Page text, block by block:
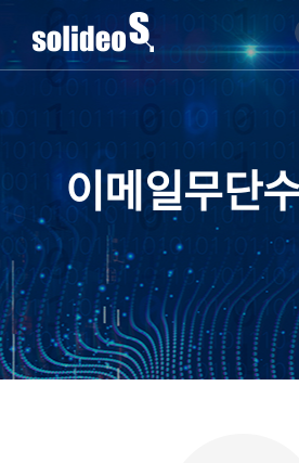
이메일무단